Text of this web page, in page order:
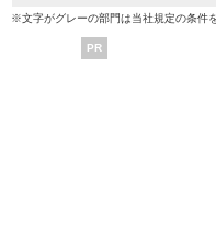
※文字がグレーの部門は当社規定の条件
PR